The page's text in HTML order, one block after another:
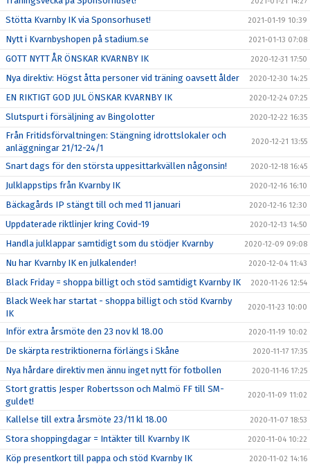
Stötta Kvarnby IK via Sponsorhuset! 2021-01-19 10:39
Nytt i Kvarnbyshopen på stadium.se 2021-01-13 07:08
GOTT NYTT ÅR ÖNSKAR KVARNBY IK 2020-12-31 17:50
Nya direktiv: Högst åtta personer vid träning oavsett ålder 2020-12-30 14:25
EN RIKTIGT GOD JUL ÖNSKAR KVARNBY IK 2020-12-24 07:25
Slutspurt i försäljning av Bingolotter 2020-12-22 16:35
Från Fritidsförvaltningen: Stängning idrottslokaler och
anläggningar 21/12-24/1
2020-12-21 13:55
Snart dags för den största uppesittarkvällen någonsin! 2020-12-18 16:45
Julklappstips från Kvarnby IK 2020-12-16 16:10
Bäckagårds IP stängt till och med 11 januari 2020-12-16 12:30
Uppdaterade riktlinjer kring Covid-19 2020-12-13 14:50
Handla julklappar samtidigt som du stödjer Kvarnby 2020-12-09 09:08
Nu har Kvarnby IK en julkalender! 2020-12-04 11:43
Black Friday = shoppa billigt och stöd samtidigt Kvarnby IK 2020-11-26 12:54
Black Week har startat - shoppa billigt och stöd Kvarnby
IK
2020-11-23 10:00
Inför extra årsmöte den 23 nov kl 18.00 2020-11-19 10:02
De skärpta restriktionerna förlängs i Skåne 2020-11-17 17:35
Nya hårdare direktiv men ännu inget nytt för fotbollen 2020-11-16 17:25
Stort grattis Jesper Robertsson och Malmö FF till SM-
guldet!
2020-11-09 11:02
Kallelse till extra årsmöte 23/11 kl 18.00 2020-11-07 18:53
Stora shoppingdagar = Intäkter till Kvarnby IK 2020-11-04 10:22
Köp presentkort till pappa och stöd Kvarnby IK 2020-11-02 14:16